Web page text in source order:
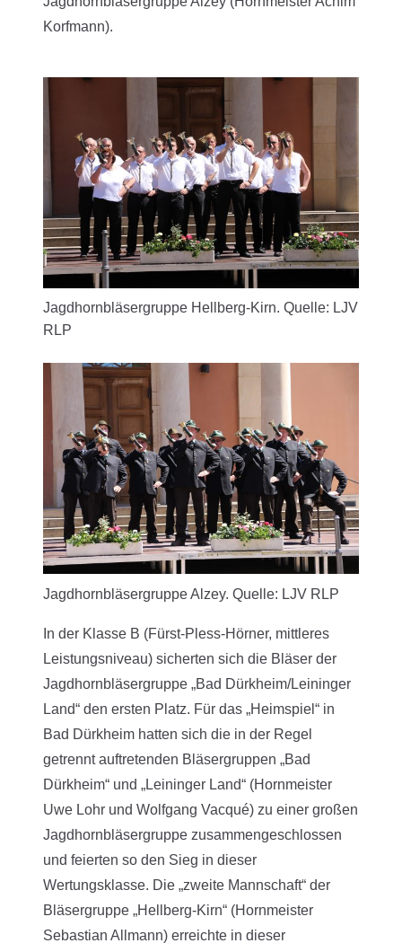
Korfmann).
Jagdhornbläsergruppe Hellberg-Kirn. Quelle: LJV
RLP
Jagdhornbläsergruppe Alzey. Quelle: LJV RLP
In der Klasse B (Fürst-Pless-Hörner, mittleres
Leistungsniveau) sicherten sich die Bläser der
Jagdhornbläsergruppe „Bad Dürkheim/Leininger
Land“ den ersten Platz. Für das „Heimspiel“ in
Bad Dürkheim hatten sich die in der Regel
getrennt auftretenden Bläsergruppen „Bad
Dürkheim“ und „Leininger Land“ (Hornmeister
Uwe Lohr und Wolfgang Vacqué) zu einer großen
Jagdhornbläsergruppe zusammengeschlossen
und feierten so den Sieg in dieser
Wertungsklasse. Die „zweite Mannschaft“ der
Bläsergruppe „Hellberg-Kirn“ (Hornmeister
Sebastian Allmann) erreichte in dieser